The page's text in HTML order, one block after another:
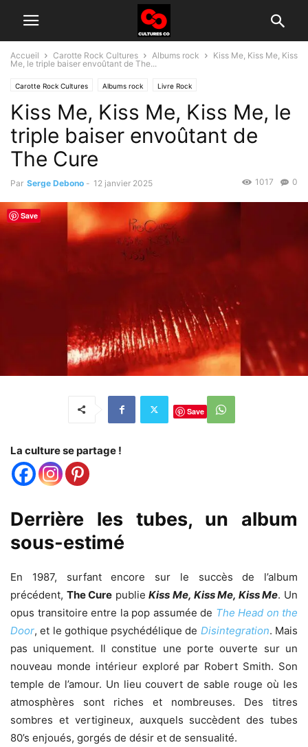
Accueil Carotte Rock Cultures Albums rock
Kiss Me, Kiss Me, Kiss
Me, le triple baiser envoûtant de The...
Carotte Rock Cultures Albums rock Livre Rock
Kiss Me, Kiss Me, Kiss Me, le
triple baiser envoûtant de
The Cure
Par Serge Debono - 12 janvier 2025 0
1017
Save
La culture se partage !
Derrière les tubes, un album
sous-estimé
En 1987, surfant encore sur le succès de l’album
précédent, The Cure publieKiss Me, Kiss Me, Kiss Me. Un
opus transitoire entre la pop assumée de The Head on the
Door, et le gothique psychédélique de Disintegration. Mais
pas uniquement. Il constitue une porte ouverte sur un
nouveau monde intérieur exploré par Robert Smith. Son
temple de l’amour. Un lieu couvert de sable rouge où les
atmosphères sont riches et nombreuses. Des titres
sombres et vertigineux, auxquels succèdent des tubes
80’s enjoués, gorgés de désir et de sensualité.
Save